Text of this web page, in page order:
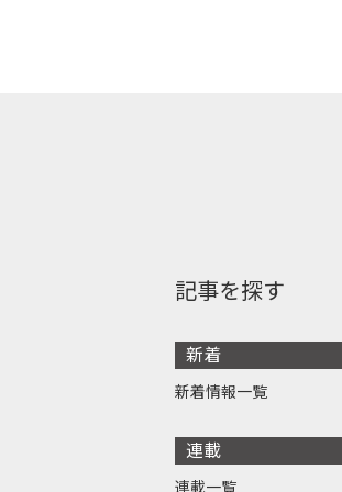
記事を探す
新着
新着情報一覧
連載
連載一覧